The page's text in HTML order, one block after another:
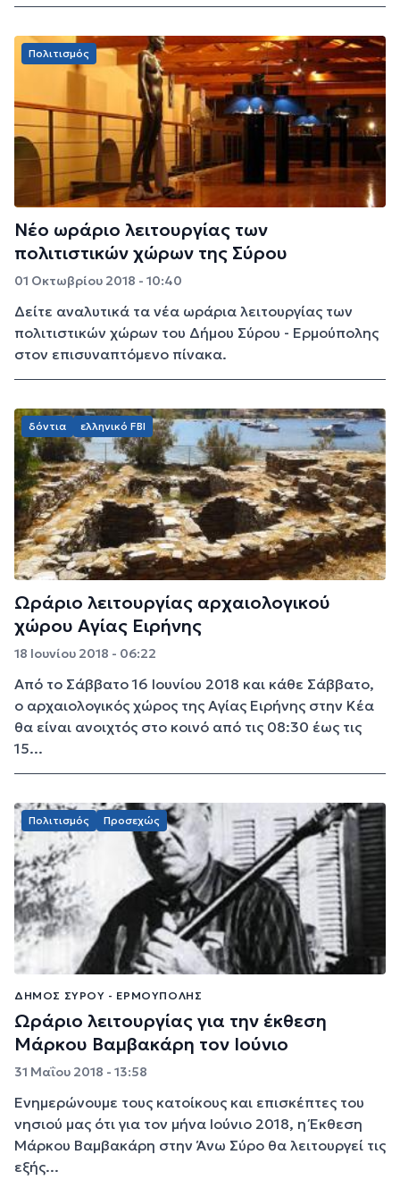
Πολιτισμός
Νέο ωράριο λειτουργίας των
πολιτιστικών χώρων της Σύρου
01 Οκτωβρίου 2018 - 10:40
Δείτε αναλυτικά τα νέα ωράρια λειτουργίας των
πολιτιστικών χώρων του Δήμου Σύρου - Ερμούπολης
στον επισυναπτόμενο πίνακα.
δόντια ελληνικό FBI
Ωράριο λειτουργίας αρχαιολογικού
χώρου Αγίας Ειρήνης
18 Ιουνίου 2018 - 06:22
Από το Σάββατο 16 Ιουνίου 2018 και κάθε Σάββατο,
ο αρχαιολογικός χώρος της Αγίας Ειρήνης στην Κέα
θα είναι ανοιχτός στο κοινό από τις 08:30 έως τις
15...
Πολιτισμός Προσεχώς
ΔΉΜΟΣ ΣΎΡΟΥ - ΕΡΜΟΎΠΟΛΗΣ
Ωράριο λειτουργίας για την έκθεση
Μάρκου Βαμβακάρη τον Ιούνιο
31 Μαΐου 2018 - 13:58
Ενημερώνουμε τους κατοίκους και επισκέπτες του
νησιού μας ότι για τον μήνα Ιούνιο 2018, η Έκθεση
Μάρκου Βαμβακάρη στην Άνω Σύρο θα λειτουργεί τις
εξής...